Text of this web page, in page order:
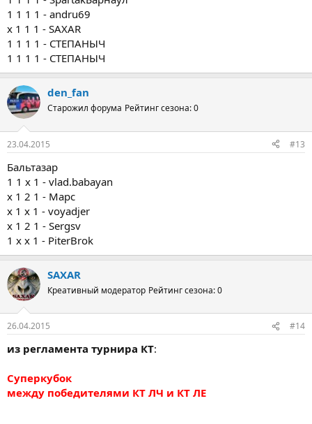
1 1 1 1 - andru69
x 1 1 1 - SAXAR
1 1 1 1 - СТЕПАНЫЧ
1 1 1 1 - СТЕПАНЫЧ
den_fan
Старожил форума Рейтинг сезона: 0
23.04.2015 #13
Бальтазар
1 1 x 1 - vlad.babayan
x 1 2 1 - Марс
x 1 x 1 - voyadjer
x 1 2 1 - Sergsv
1 x x 1 - PiterBrok
SAXAR
Креативный модератор Рейтинг сезона: 0
26.04.2015 #14
из регламента турнира КТ:
Суперкубок
между победителями КТ ЛЧ и КТ ЛЕ